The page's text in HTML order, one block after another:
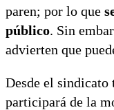
paren; por lo que
público. Sin
advierten que
Desde el
participará de la